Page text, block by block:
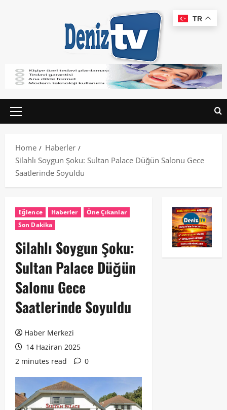
Home
Haberler
Silahlı Soygun Şoku: Sultan Palace Düğün Salonu Gece
Saatlerinde Soyuldu
Eğlence Haberler
Öne Çıkanlar
Son Dakika
Silahlı Soygun Şoku:
Sultan Palace Düğün
Salonu Gece
Saatlerinde Soyuldu
Haber Merkezi
14 Haziran 2025
2 minutes read
0
TR